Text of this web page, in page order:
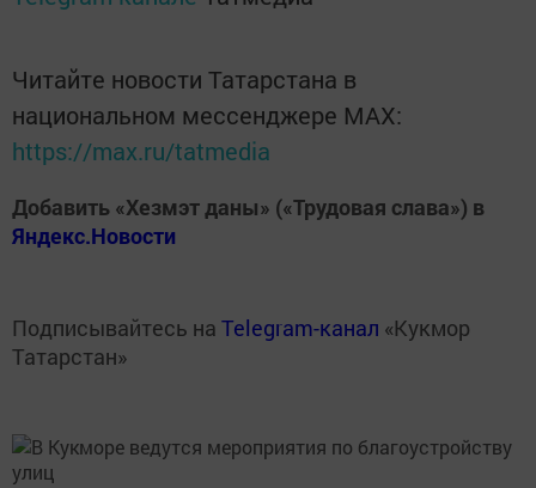
Читайте новости Татарстана в
национальном мессенджере MАХ:
https://max.ru/tatmedia
Добавить «Хезмэт даны» («Трудовая слава») в
Яндекс.Новости
Подписывайтесь на Telegram-канал «Кукмор
Татарстан»